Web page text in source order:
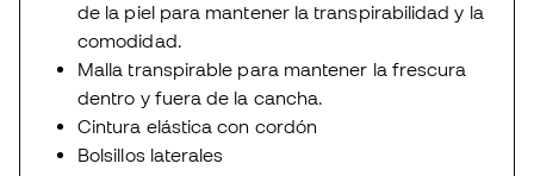
de la piel para mantener la transpirabilidad y la
comodidad.
Malla transpirable para mantener la frescura
dentro y fuera de la cancha.
Cintura elástica con cordón
Bolsillos laterales